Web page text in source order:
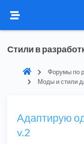
Стили в
Форумы по
Моды и стили
Адаптирую
v.2